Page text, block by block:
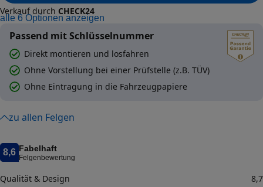
Verkauf durch CHECK24
alle 6 Optionen anzeigen
Passend mit Schlüsselnummer
Direkt montieren und losfahren
Ohne Vorstellung bei einer Prüfstelle (z.B. TÜV)
Ohne Eintragung in die Fahrzeugpapiere
zu allen Felgen
8,6 Fabelhaft
Felgenbewertung
Qualität & Design
8,7